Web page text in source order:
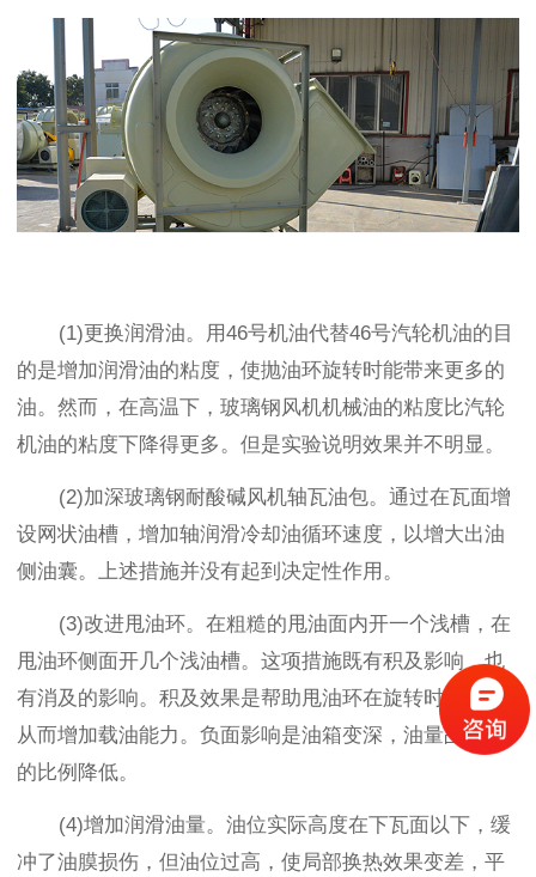
(1)更换润滑油。用46号机油代替46号汽轮机油的目
的是增加润滑油的粘度，使抛油环旋转时能带来更多的
油。然而，在高温下，玻璃钢风机机械油的粘度比汽轮
机油的粘度下降得更多。但是实验说明效果并不明显。
(2)加深玻璃钢耐酸碱风机轴瓦油包。通过在瓦面增
设网状油槽，增加轴润滑冷却油循环速度，以增大出油
侧油囊。上述措施并没有起到决定性作用。
(3)改进甩油环。在粗糙的甩油面内开一个浅槽，在
甩油环侧面开几个浅油槽。这项措施既有积及影响，也
有消及的影响。积及效果是帮助甩油环在旋转时储油，
从而增加载油能力。负面影响是油箱变深，油量占油量
的比例降低。
(4)增加润滑油量。油位实际高度在下瓦面以下，缓
冲了油膜损伤，但油位过高，使局部换热效果变差，平